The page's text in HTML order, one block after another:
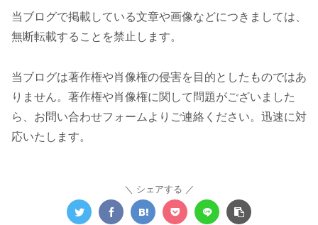
当ブログで掲載している文章や画像などにつきましては、
無断転載することを禁止します。
当ブログは著作権や肖像権の侵害を目的としたものではあ
りません。著作権や肖像権に関して問題がございました
ら、お問い合わせフォームよりご連絡ください。迅速に対
応いたします。
シェアする